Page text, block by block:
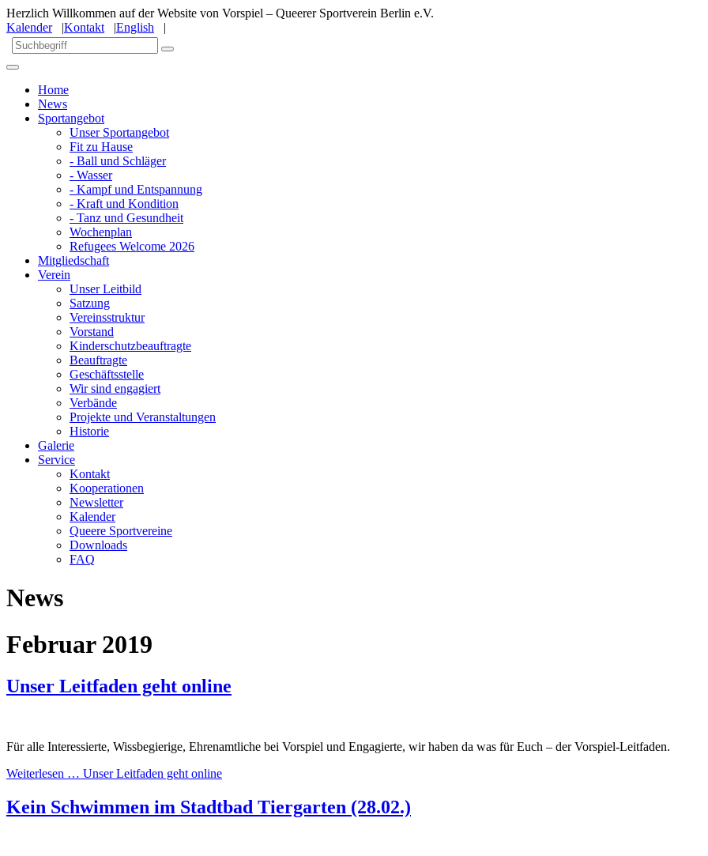
Herzlich Willkommen auf der Website von Vorspiel – Queerer Sportverein Berlin e.V.
Kalender|Kontakt |English |
Home
News
Sportangebot
Unser Sportangebot
Fit zu Hause
- Ball und Schläger
- Wasser
- Kampf und Entspannung
- Kraft und Kondition
- Tanz und Gesundheit
Wochenplan
Refugees Welcome 2026
Mitgliedschaft
Verein
Unser Leitbild
Satzung
Vereinsstruktur
Vorstand
Kinderschutzbeauftragte
Beauftragte
Geschäftsstelle
Wir sind engagiert
Verbände
Projekte und Veranstaltungen
Historie
Galerie
Service
Kontakt
Kooperationen
Newsletter
Kalender
Queere Sportvereine
Downloads
FAQ
News
Februar 2019
Unser Leitfaden geht online
Für alle Interessierte, Wissbegierige, Ehrenamtliche bei Vorspiel und Engagierte, wir haben da was für Euch – der Vorspiel-Leitfaden.
Weiterlesen … Unser Leitfaden geht online
Kein Schwimmen im Stadtbad Tiergarten (28.02.)